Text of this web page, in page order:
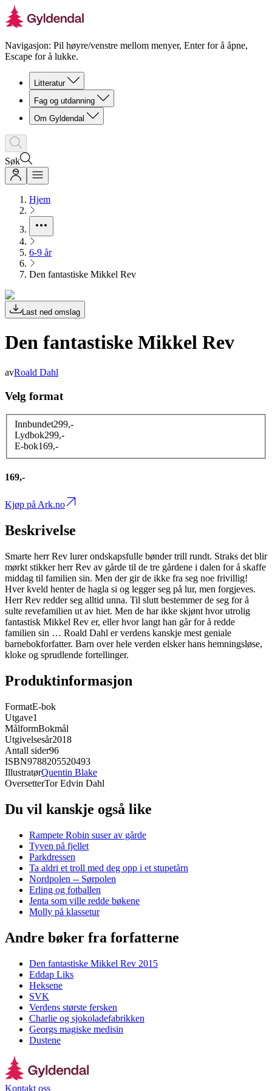
Navigasjon: Pil høyre/venstre mellom menyer, Enter for å åpne,
Escape for å lukke.
Litteratur
Fag og utdanning
Om Gyldendal
Søk
Hjem
6-9 år
Den fantastiske Mikkel Rev
Last ned omslag
Den fantastiske Mikkel Rev
avRoald Dahl
Velg format
Innbundet299,-
Lydbok299,-
E-bok169,-
169,-
Kjøp på Ark.no
Beskrivelse
Smarte herr Rev lurer ondskapsfulle bønder trill rundt. Straks det blir
mørkt stikker herr Rev av gårde til de tre gårdene i dalen for å skaffe
middag til familien sin. Men der gir de ikke fra seg noe frivillig!
Hver kveld henter de hagla si og legger seg på lur, men forgjeves.
Herr Rev redder seg alltid unna. Til slutt bestemmer de seg for å
sulte revefamilien ut av hiet. Men de har ikke skjønt hvor utrolig
fantastisk Mikkel Rev er, eller hvor langt han går for å redde
familien sin … Roald Dahl er verdens kanskje mest geniale
barnebokforfatter. Barn over hele verden elsker hans hemningsløse,
kloke og sprudlende fortellinger.
Produktinformasjon
FormatE-bok
Utgave1
MålformBokmål
Utgivelsesår2018
Antall sider96
ISBN9788205520493
IllustratørQuentin Blake
OversetterTor Edvin Dahl
Du vil kanskje også like
Rampete Robin suser av gårde
Tyven på fjellet
Parkdressen
Ta aldri et troll med deg opp i et stupetårn
Nordpolen -- Sørpolen
Erling og fotballen
Jenta som ville redde bøkene
Molly på klassetur
Andre bøker fra forfatterne
Den fantastiske Mikkel Rev 2015
Eddap Liks
Heksene
SVK
Verdens største fersken
Charlie og sjokoladefabrikken
Georgs magiske medisin
Dustene
Kontakt oss